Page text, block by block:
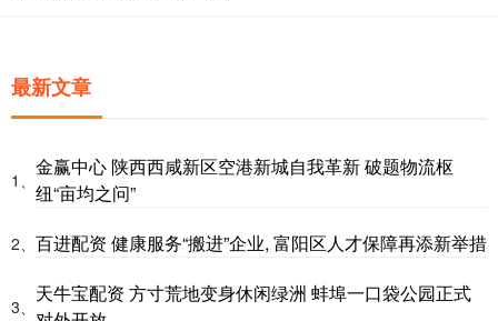
最新文章
1、
金赢中心 陕西西咸新区空港新城自我革新 破题物流枢
纽“亩均之问”
2、 百进配资 健康服务“搬进”企业, 富阳区人才保障再添新举措
3、
天牛宝配资 方寸荒地变身休闲绿洲 蚌埠一口袋公园正式